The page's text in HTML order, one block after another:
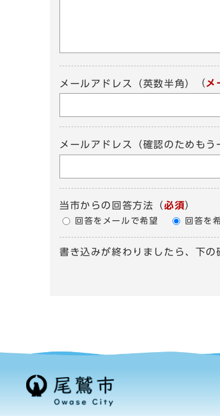
メールアドレス（英数半角） （ メ
メールアドレス（確認のためもう
当市からの回答方法 （必須）
回答をメールで希望 回答を
書き込みが終わりましたら、下の